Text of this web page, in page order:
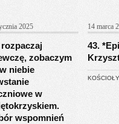
2025
rozpaczaj
zobaczym
niebie
w
wspomnień
14 marca
43.